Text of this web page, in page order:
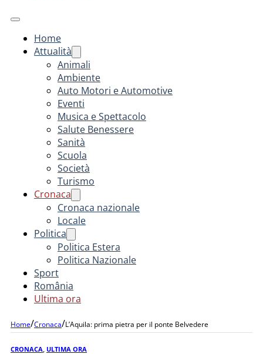
Home
Attualità
Animali
Ambiente
Auto Motori e Automotive
Eventi
Musica e Spettacolo
Salute Benessere
Sanità
Scuola
Società
Turismo
Cronaca
Cronaca nazionale
Locale
Politica
Politica Estera
Politica Nazionale
Sport
România
Ultima ora
Home/Cronaca/L’Aquila: prima pietra per il ponte Belvedere
CRONACA ULTIMA ORA